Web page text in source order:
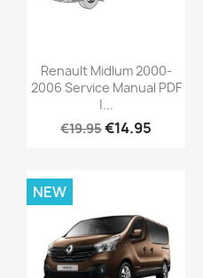
Renault Midlum 2000-
2006 Service Manual PDF
|...
€19.95€14.95
NEW